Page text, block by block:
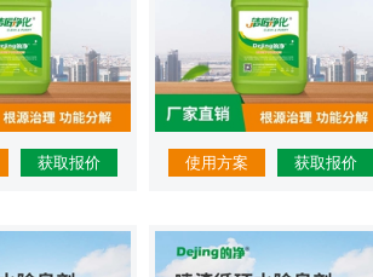
获取报价 使用方案 获取报价